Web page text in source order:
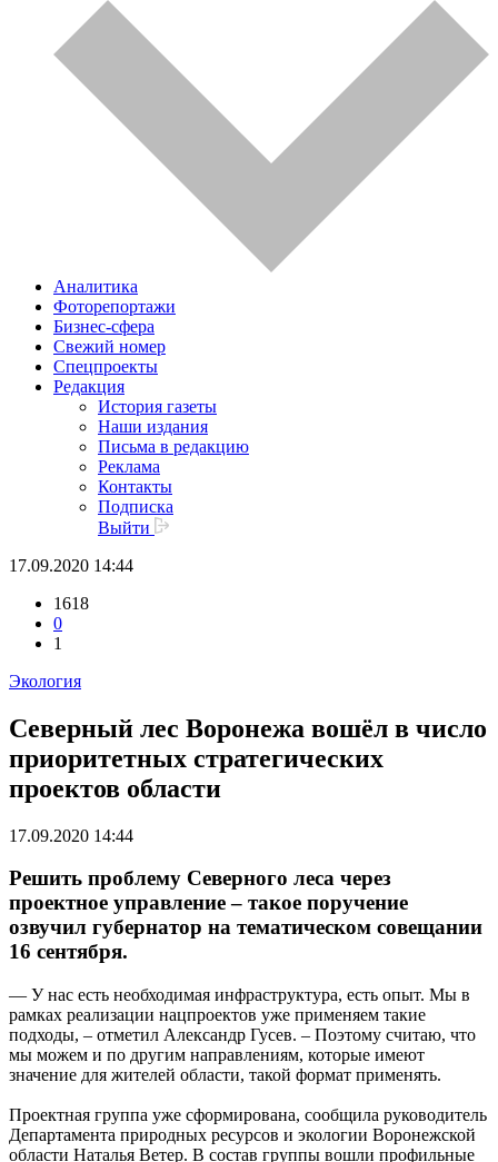
Аналитика
Фоторепортажи
Бизнес-сфера
Свежий номер
Спецпроекты
Редакция
История газеты
Наши издания
Письма в редакцию
Реклама
Контакты
Подписка
Выйти
17.09.2020 14:44
1618
0
1
Экология
Северный лес Воронежа вошёл в число
приоритетных стратегических
проектов области
17.09.2020 14:44
Решить проблему Северного леса через
проектное управление – такое поручение
озвучил губернатор на тематическом совещании
16 сентября.
— У нас есть необходимая инфраструктура, есть опыт. Мы в
рамках реализации нацпроектов уже применяем такие
подходы, – отметил Александр Гусев. – Поэтому считаю, что
мы можем и по другим направлениям, которые имеют
значение для жителей области, такой формат применять.
Проектная группа уже сформирована, сообщила руководитель
Департамента природных ресурсов и экологии Воронежской
области Наталья Ветер. В состав группы вошли профильные